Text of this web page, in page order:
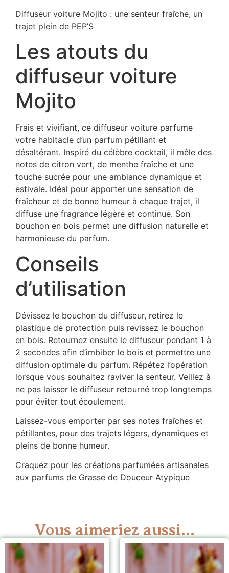
Diffuseur voiture Mojito : une senteur fraîche, un
trajet plein de PEP’S
Les atouts du
diffuseur voiture
Mojito
Frais et vivifiant, ce diffuseur voiture parfume
votre habitacle d’un parfum pétillant et
désaltérant. Inspiré du célèbre cocktail, il mêle des
notes de citron vert, de menthe fraîche et une
touche sucrée pour une ambiance dynamique et
estivale. Idéal pour apporter une sensation de
fraîcheur et de bonne humeur à chaque trajet, il
diffuse une fragrance légère et continue. Son
bouchon en bois permet une diffusion naturelle et
harmonieuse du parfum.
Conseils
d’utilisation
Dévissez le bouchon du diffuseur, retirez le
plastique de protection puis revissez le bouchon
en bois. Retournez ensuite le diffuseur pendant 1 à
2 secondes afin d’imbiber le bois et permettre une
diffusion optimale du parfum. Répétez l’opération
lorsque vous souhaitez raviver la senteur. Veillez à
ne pas laisser le diffuseur retourné trop longtemps
pour éviter tout écoulement.
Laissez-vous emporter par ses notes fraîches et
pétillantes, pour des trajets légers, dynamiques et
pleins de bonne humeur.
Craquez pour les créations parfumées artisanales
aux parfums de Grasse de Douceur Atypique
Vous aimeriez aussi...